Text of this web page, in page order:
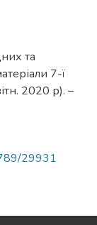
та
7-ї
2020 р). –
29931